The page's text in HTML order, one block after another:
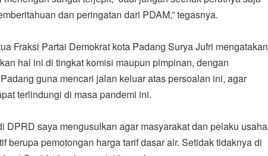
dan peringatan dari PDAM,” tegasnya.
Fraksi Partai Demokrat kota Padang Surya Jufri mengatakan
hal ini di tingkat komisi maupun pimpinan, dengan
guna mencari jalan keluar atas persoalan ini, agar
terlindungi di masa pandemi ini.
DPRD saya mengusulkan agar masyarakat dan pelaku usaha
berupa pemotongan harga tarif dasar air. Setidak tidaknya di